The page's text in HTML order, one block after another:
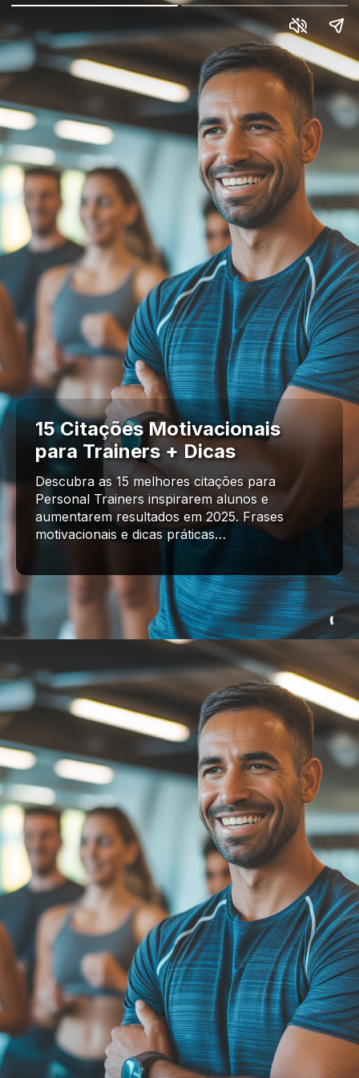
15 Citações Motivacionais
para Trainers + Dicas
Descubra as 15 melhores citações para
Personal Trainers inspirarem alunos e
aumentarem resultados em 2025. Frases
motivacionais e dicas práticas…